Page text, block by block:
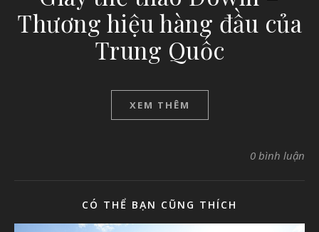
Thương hiệu hàng đầu của
Trung Quốc
XEM THÊM
0 bình luận
CÓ THỂ BẠN CŨNG THÍCH